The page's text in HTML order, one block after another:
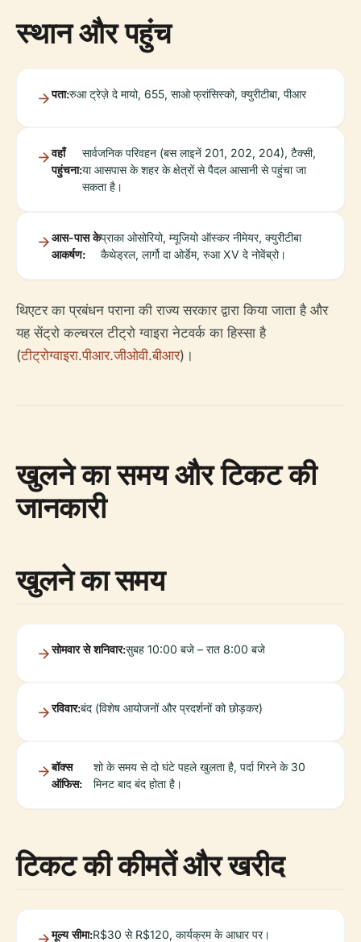
स्थान और पहुंच
पता:रुआ ट्रेज़े दे मायो, 655, साओ फ्रांसिस्को, क्युरीटीबा, पीआर
वहाँ
पहुंचना:
सार्वजनिक परिवहन (बस लाइनें 201, 202, 204), टैक्सी,
या आसपास के शहर के क्षेत्रों से पैदल आसानी से पहुंचा जा
सकता है।
आस-पास के
आकर्षण:
प्राका ओसोरियो, म्यूजियो ऑस्कर नीमेयर, क्युरीटीबा
कैथेड्रल, लार्गो दा ओर्डेम, रुआ XV दे नोवेंब्रो।
थिएटर का प्रबंधन पराना की राज्य सरकार द्वारा किया जाता है और
यह सेंट्रो कल्चरल टीट्रो ग्वाइरा नेटवर्क का हिस्सा है
(टीट्रोग्वाइरा.पीआर.जीओवी.बीआर)।
खुलने का समय और टिकट की
जानकारी
खुलने का समय
सोमवार से शनिवार:सुबह 10:00 बजे – रात 8:00 बजे
रविवार:बंद (विशेष आयोजनों और प्रदर्शनों को छोड़कर)
बॉक्स
ऑफिस:
शो के समय से दो घंटे पहले खुलता है, पर्दा गिरने के 30
मिनट बाद बंद होता है।
टिकट की कीमतें और खरीद
मूल्य सीमा:R$30 से R$120, कार्यक्रम के आधार पर।